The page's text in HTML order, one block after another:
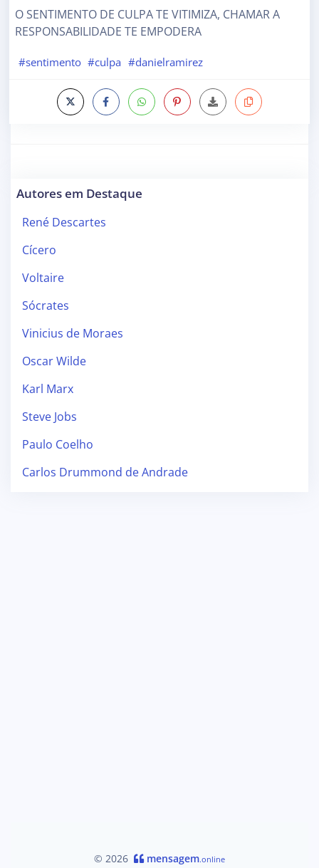
O SENTIMENTO DE CULPA TE VITIMIZA, CHAMAR A
RESPONSABILIDADE TE EMPODERA
#sentimento #culpa #danielramirez
Autores em Destaque
René Descartes
Cícero
Voltaire
Sócrates
Vinicius de Moraes
Oscar Wilde
Karl Marx
Steve Jobs
Paulo Coelho
Carlos Drummond de Andrade
© 2026 mensagem.online